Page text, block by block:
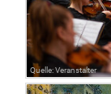
Quelle: Veranstalter